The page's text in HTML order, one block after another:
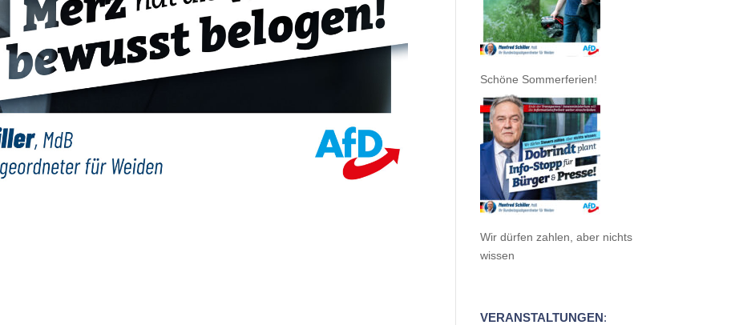
Schöne Sommerferien!
Wir dürfen zahlen, aber nichts
wissen
VERANSTALTUNGEN: